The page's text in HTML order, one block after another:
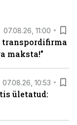
07.08.26, 11:00
transpordifirma
maksta!”
07.08.26, 10:53
ületatud: